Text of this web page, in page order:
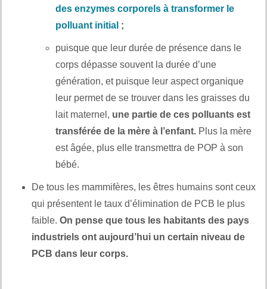
des enzymes corporels à transformer le
polluant initial ;
puisque que leur durée de présence dans le
corps dépasse souvent la durée d’une
génération, et puisque leur aspect organique
leur permet de se trouver dans les graisses du
lait maternel, une partie de ces polluants est
transférée de la mère à l’enfant. Plus la mère
est âgée, plus elle transmettra de POP à son
bébé.
De tous les mammifères, les êtres humains sont ceux
qui présentent le taux d’élimination de PCB le plus
faible. On pense que tous les habitants des pays
industriels ont aujourd’hui un certain niveau de
PCB dans leur corps.